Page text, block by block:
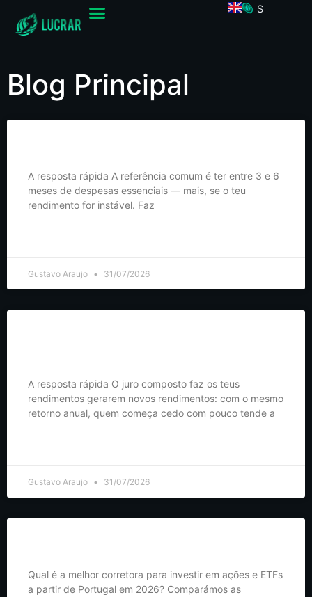
$
Blog Principal
A resposta rápida A referência comum é ter entre 3 e 6
meses de despesas essenciais — mais, se o teu
rendimento for instável. Faz
Gustavo Araujo 31/07/2026
A resposta rápida O juro composto faz os teus
rendimentos gerarem novos rendimentos: com o mesmo
retorno anual, quem começa cedo com pouco tende a
Gustavo Araujo 31/07/2026
Qual é a melhor corretora para investir em ações e ETFs
a partir de Portugal em 2026? Comparámos as